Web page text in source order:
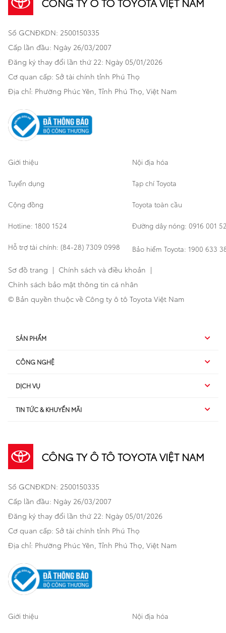
Bán tải
Hatchback
Thương mại
Khách hàng dự án
Bảo hiểm Toyota
Xe đã qua sử dụng
Bảo hành mở rộng
Sản phẩm chính hãng
Cơ sở bảo hành bảo dưỡng
Khuyến mãi
Xã hội
Thông tin khác
Số GCNĐKDN: 2500150335
Cấp lần đầu: Ngày 26/03/2007
Đăng ký thay đổi lần thứ 22: Ngày 05/01/2026
Cơ quan cấp: Sở tài chính tỉnh Phú Thọ
Địa chỉ: Phường Phúc Yên, Tỉnh Phú Thọ, Việt Nam
Giới thiệu Nội địa hóa
Tuyển dụng Tạp chí Toyota
Cộng đồng Toyota toàn cầu
Hotline: 1800 1524 Đường dây nóng: 0916 001
Hỗ trợ tài chính: (84-28) 7309 0998 Bảo hiểm Toyota: 1900 633
Sơ đồ trang | Chính sách và điều khoản |
Chính sách bảo mật thông tin cá nhân
© Bản quyền thuộc về Công ty ô tô Toyota Việt Nam
SẢN PHẨM
Hybrid EV
SUV
Sedan
Bán tải
Hatchback
Thương mại
Khách hàng dự án
CÔNG NGHỆ
Hybrid
TSS
DỊCH VỤ
Dịch vụ sau bán hàng
Bảo hiểm Toyota
Xe đã qua sử dụng
Bảo hành mở rộng
Sản phẩm chính hãng
Cơ sở bảo hành bảo dưỡng
TIN TỨC & KHUYẾN MÃI
Khuyến mãi
Xã hội
Thông tin khác
CÔNG TY Ô TÔ TOYOTA VIỆT NAM
Số GCNĐKDN: 2500150335
Cấp lần đầu: Ngày 26/03/2007
Đăng ký thay đổi lần thứ 22: Ngày 05/01/2026
Cơ quan cấp: Sở tài chính tỉnh Phú Thọ
Địa chỉ: Phường Phúc Yên, Tỉnh Phú Thọ, Việt Nam
Giới thiệu Nội địa hóa